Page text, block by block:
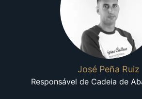
José Peña Ruiz
Responsável de Cadeia de